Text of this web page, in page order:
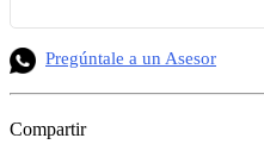
Pregúntale a un Asesor
Compartir